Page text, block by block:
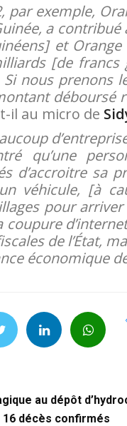
par exemple,
a
et
[de francs
nous prenons
déboursé
il au micro de
qu’une
d’accroitre sa
véhicule, [à
pour
coupure
de l’État,
économique
au dépôt
16 décès confirmés